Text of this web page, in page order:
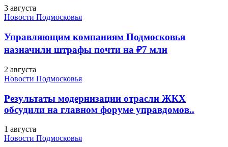
3 августа
Новости Подмосковья
Управляющим компаниям Подмосковья
назначили штрафы почти на ₽7 млн
2 августа
Новости Подмосковья
Результаты модернизации отрасли ЖКХ
обсудили на главном форуме управдомов..
1 августа
Новости Подмосковья